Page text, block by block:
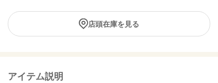
店頭在庫を見る
アイテム説明